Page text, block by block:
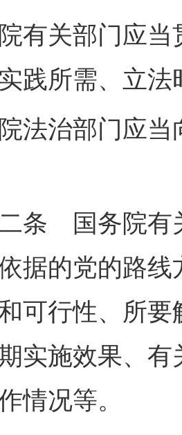
关部门应当
践所需、立
治部门应当
国务院有关
据的党的路
可行性、所
实施效果、
情况等。